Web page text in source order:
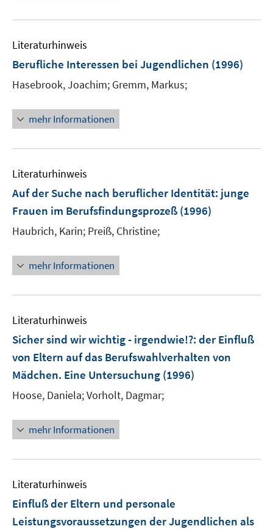
Literaturhinweis
Berufliche Interessen bei Jugendlichen (1996)
Hasebrook, Joachim; Gremm, Markus;
mehr Informationen
Literaturhinweis
Auf der Suche nach beruflicher Identität: junge
Frauen im Berufsfindungsprozeß (1996)
Haubrich, Karin; Preiß, Christine;
mehr Informationen
Literaturhinweis
Sicher sind wir wichtig - irgendwie!?: der Einfluß
von Eltern auf das Berufswahlverhalten von
Mädchen. Eine Untersuchung (1996)
Hoose, Daniela;Vorholt, Dagmar;
mehr Informationen
Literaturhinweis
Einfluß der Eltern und personale
Leistungsvoraussetzungen der Jugendlichen als